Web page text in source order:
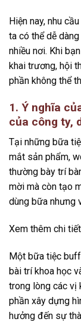
Hiện nay, nhu
ta có thể dễ
nhiều nơi. Khi
khai trương, hội
phần không thể
1. Ý nghĩa
của công ty,
Tại những bữa
mắt sản phẩm,
thường bày trí
mời mà còn tạo
dùng bữa nhưng
Xem thêm chi
Một bữa tiệc
bài trí khoa học
trong lòng các vị
phần xây dựng
hưởng đến sự